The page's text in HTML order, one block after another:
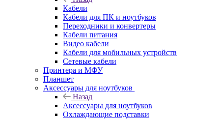
Кабели
Кабели для ПК и ноутбуков
Переходники и конвертеры
Кабели питания
Видео кабели
Кабели для мобильных устройств
Сетевые кабели
Принтера и МФУ
Планшет
Аксессуары для ноутбуков
Назад
Аксессуары для ноутбуков
Охлаждающие подставки